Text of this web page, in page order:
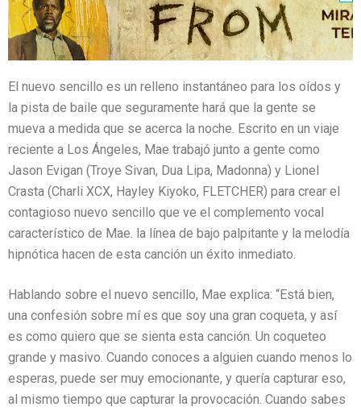
El nuevo sencillo es un relleno instantáneo para los oídos y
la pista de baile que seguramente hará que la gente se
mueva a medida que se acerca la noche. Escrito en un viaje
reciente a Los Ángeles, Mae trabajó junto a gente como
Jason Evigan (Troye Sivan, Dua Lipa, Madonna) y Lionel
Crasta (Charli XCX, Hayley Kiyoko, FLETCHER) para crear el
contagioso nuevo sencillo que ve el complemento vocal
característico de Mae. la línea de bajo palpitante y la melodía
hipnótica hacen de esta canción un éxito inmediato.
Hablando sobre el nuevo sencillo, Mae explica: “Está bien,
una confesión sobre mí es que soy una gran coqueta, y así
es como quiero que se sienta esta canción. Un coqueteo
grande y masivo. Cuando conoces a alguien cuando menos lo
esperas, puede ser muy emocionante, y quería capturar eso,
al mismo tiempo que capturar la provocación. Cuando sabes